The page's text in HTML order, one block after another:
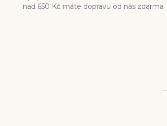
piercing do ucha
conch piercing
nad 650 Kč máte dopravu od nás zdarma